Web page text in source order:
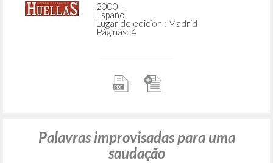
2000
Español
Lugar de edición : Madrid
Páginas: 4
Palavras improvisadas para uma
saudação